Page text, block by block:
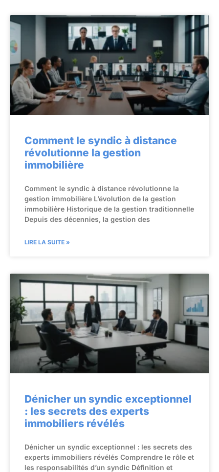
Comment le syndic à distance
révolutionne la gestion
immobilière
Comment le syndic à distance révolutionne la
gestion immobilière L’évolution de la gestion
immobilière Historique de la gestion traditionnelle
Depuis des décennies, la gestion des
LIRE LA SUITE »
Dénicher un syndic exceptionnel
: les secrets des experts
immobiliers révélés
Dénicher un syndic exceptionnel : les secrets des
experts immobiliers révélés Comprendre le rôle et
les responsabilités d’un syndic Définition et